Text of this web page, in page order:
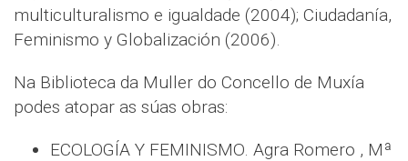
multiculturalismo e igualdade (2004); Ciudadanía,
Feminismo y Globalización (2006).
Na Biblioteca da Muller do Concello de Muxía
podes atopar as súas obras:
ECOLOGÍA Y FEMINISMO. Agra Romero , Mª